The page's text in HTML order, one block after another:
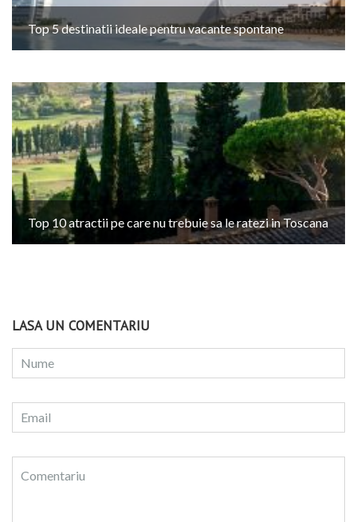
Top 5 destinatii ideale pentru vacante spontane
Top 10 atractii pe care nu trebuie sa le ratezi in Toscana
LASA UN COMENTARIU